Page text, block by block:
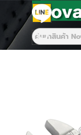
Go to content
Skip menu
Skip menu